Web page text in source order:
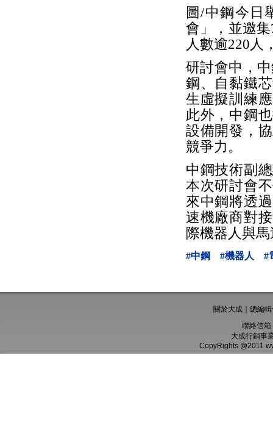
圖/中鋼今日
會」，並邀
人數逾220人
研討會中，
鋼、自黏鐵
生虛擬訓練
此外，中鋼
設備開發，
競爭力。
中鋼技術副
本次研討會
來中鋼將透
速機廠商對
際機器人與
#中鋼 #機器人 #